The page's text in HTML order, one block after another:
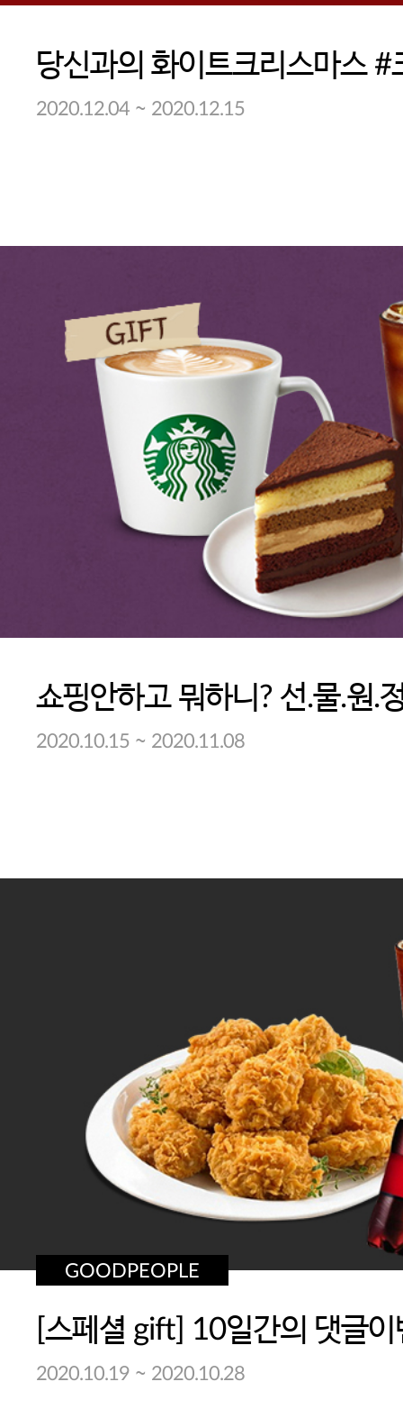
2020.12.04 ~ 2020.12.15
쇼핑안하고 뭐하니? 선.물.원.
2020.10.15 ~ 2020.11.08
GOODPEOPLE
[스페셜 gift] 10일간의 댓글이
2020.10.19 ~ 2020.10.28